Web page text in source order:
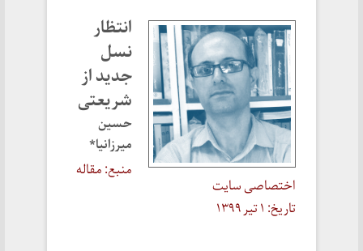
انتظار
نسل
جدید از
شریعتی
حسین
میرزانیا*
منبع: مقاله
اختصاصی سایت
تاریخ: ۱ تیر ۱۳۹۹